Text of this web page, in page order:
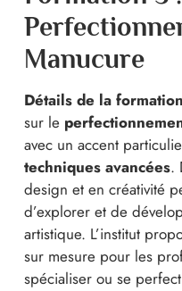
Manucure
Détails de la
sur le
avec un accent
techniques avancées.
design et en créativité
d’explorer et de
artistique. L’institut
sur mesure pour les
spécialiser ou se